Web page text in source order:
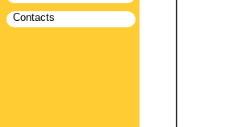
Contacts